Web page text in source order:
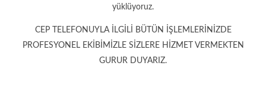
yüklüyoruz.
CEP TELEFONUYLA İLGİLİ BÜTÜN İŞLEMLERİNİZDE
PROFESYONEL EKİBİMİZLE SİZLERE HİZMET VERMEKTEN
GURUR DUYARIZ.